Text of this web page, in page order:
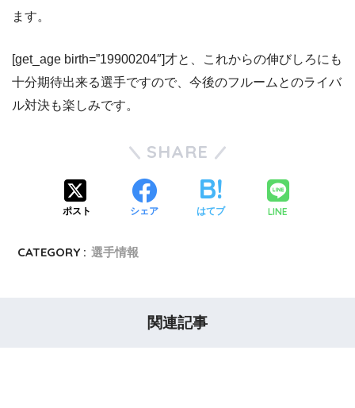
ます。
[get_age birth=”19900204″]才と、これからの伸びしろにも
十分期待出来る選手ですので、今後のフルームとのライバ
ル対決も楽しみです。
SHARE
ポスト シェア はてブ LINE
CATEGORY : 選手情報
関連記事